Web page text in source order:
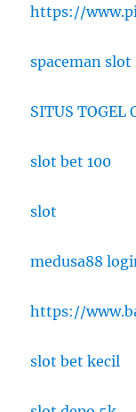
https://
spaceman slot
SITUS TOGEL
slot bet 100
slot
medusa88
https://
slot bet kecil